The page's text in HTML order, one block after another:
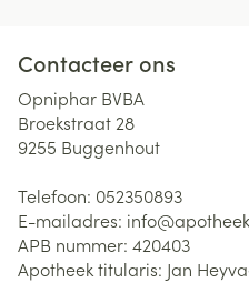
Contacteer ons
Opniphar BVBA
Broekstraat 28
9255 Buggenhout
Telefoon: 052350893
E-mailadres: info@
APB nummer: 420403
Apotheek titularis: Jan